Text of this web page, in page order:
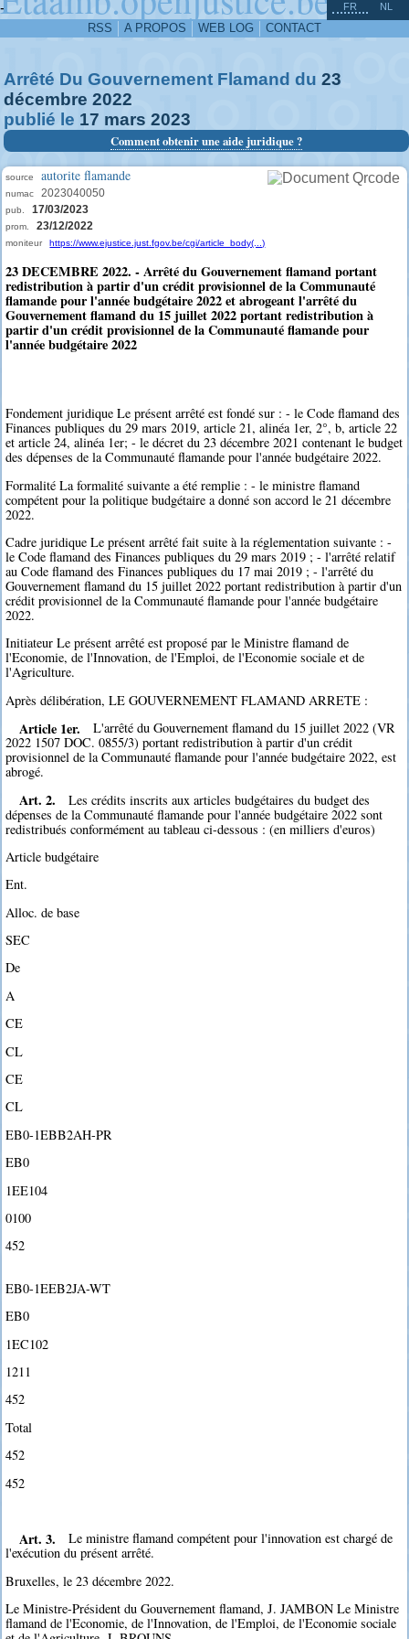
-
RSS A PROPOS WEB LOG CONTACT
FR NL
Arrêté Du Gouvernement Flamand du 23
décembre 2022
publié le 17 mars 2023
Comment obtenir une aide juridique ?
source autorite flamande
numac 2023040050
pub. 17/03/2023
prom. 23/12/2022
moniteur https://www.ejustice.just.fgov.be/cgi/article_body(...)
23 DECEMBRE 2022. - Arrêté du Gouvernement flamand portant
redistribution à partir d'un crédit provisionnel de la Communauté
flamande pour l'année budgétaire 2022 et abrogeant l'arrêté du
Gouvernement flamand du 15 juillet 2022 portant redistribution à
partir d'un crédit provisionnel de la Communauté flamande pour
l'année budgétaire 2022
Fondement juridique Le présent arrêté est fondé sur : - le Code flamand des
Finances publiques du 29 mars 2019, article 21, alinéa 1er, 2°, b, article 22
et article 24, alinéa 1er; - le décret du 23 décembre 2021 contenant le budget
des dépenses de la Communauté flamande pour l'année budgétaire 2022.
Formalité La formalité suivante a été remplie : - le ministre flamand
compétent pour la politique budgétaire a donné son accord le 21 décembre
2022.
Cadre juridique Le présent arrêté fait suite à la réglementation suivante : -
le Code flamand des Finances publiques du 29 mars 2019 ; - l'arrêté relatif
au Code flamand des Finances publiques du 17 mai 2019 ; - l'arrêté du
Gouvernement flamand du 15 juillet 2022 portant redistribution à partir d'un
crédit provisionnel de la Communauté flamande pour l'année budgétaire
2022.
Initiateur Le présent arrêté est proposé par le Ministre flamand de
l'Economie, de l'Innovation, de l'Emploi, de l'Economie sociale et de
l'Agriculture.
Après délibération, LE GOUVERNEMENT FLAMAND ARRETE :
Article 1er.
L'arrêté du Gouvernement flamand du 15 juillet 2022 (VR
2022 1507 DOC. 0855/3) portant redistribution à partir d'un crédit
provisionnel de la Communauté flamande pour l'année budgétaire 2022, est
abrogé.
Art. 2.
Les crédits inscrits aux articles budgétaires du budget des
dépenses de la Communauté flamande pour l'année budgétaire 2022 sont
redistribués conformément au tableau ci-dessous : (en milliers d'euros)
Article budgétaire
Ent.
Alloc. de base
SEC
De
A
CE
CL
CE
CL
EB0-1EBB2AH-PR
EB0
1EE104
0100
452
EB0-1EEB2JA-WT
EB0
1EC102
1211
452
Total
452
452
Art. 3.
Le ministre flamand compétent pour l'innovation est chargé de
l'exécution du présent arrêté.
Bruxelles, le 23 décembre 2022.
Le Ministre-Président du Gouvernement flamand, J. JAMBON Le Ministre
flamand de l'Economie, de l'Innovation, de l'Emploi, de l'Economie sociale
^